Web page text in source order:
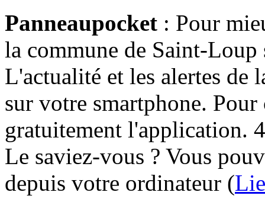
Panneaupocket : Pour
la commune de Saint-Loup
L'actualité et les alertes de
sur votre smartphone.
gratuitement l'application.
Le saviez-vous ? Vous
depuis votre ordinateur (